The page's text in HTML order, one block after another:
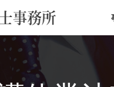
小池税理士